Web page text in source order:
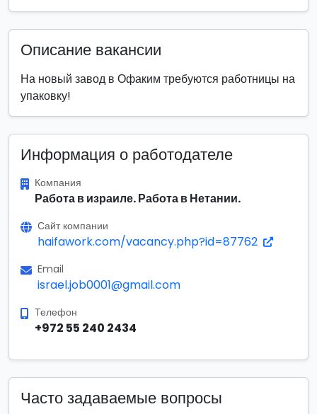
Описание вакансии
На новый завод в Офаким требуются работницы на
упаковку!
Информация о работодателе
Компания
Работа в израиле. Работа в Нетании.
Сайт компании
haifawork.com/vacancy.php?id=87762
Email
israel.job0001@gmail.com
Телефон
+972 55 240 2434
Часто задаваемые вопросы